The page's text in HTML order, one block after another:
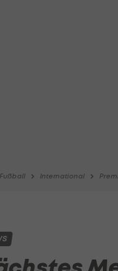
Fußball International